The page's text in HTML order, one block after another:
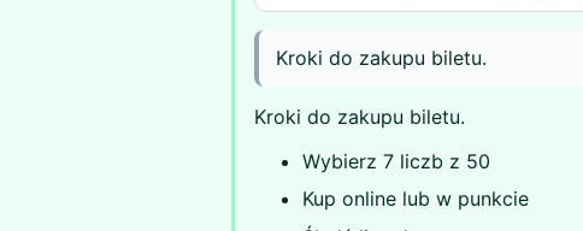
Kroki do zakupu biletu.
Kroki do zakupu biletu.
Wybierz 7 liczb z 50
Kup online lub w punkcie